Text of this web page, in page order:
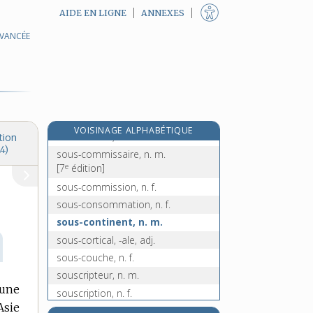
AIDE EN LIGNE ANNEXES
VOISINAGE ALPHABÉTIQUE
sous-clavier, -ière, adj.
sous-comité, n. m.
sous-commissaire, n. m.
[7e édition]
sous-commission, n. f.
sous-consommation, n. f.
sous-continent, n. m.
sous-cortical, -ale, adj.
sous-couche, n. f.
souscripteur, n. m.
souscription, n. f.